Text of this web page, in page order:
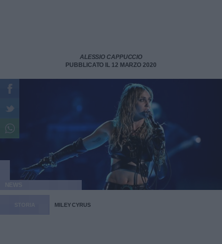
ALESSIO CAPPUCCIO
PUBBLICATO IL 12 MARZO 2020
MILEY CYRUS